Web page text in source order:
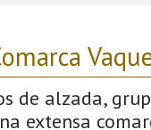
de alzada,
extensa